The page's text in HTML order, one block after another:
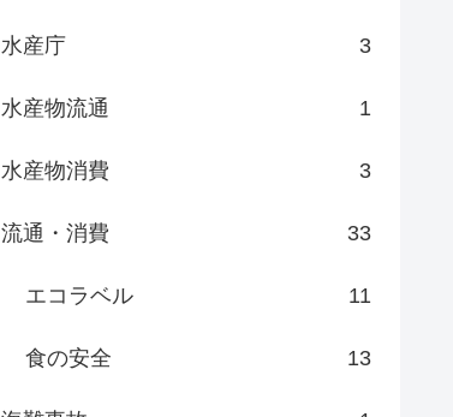
水産庁 3
水産物流通 1
水産物消費 3
流通・消費 33
エコラベル 11
食の安全 13